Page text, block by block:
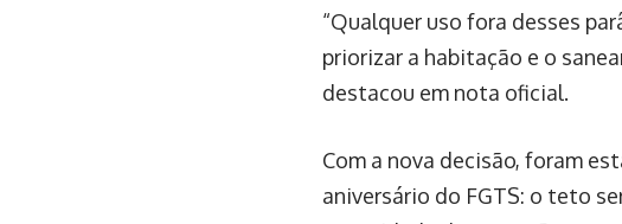
“Qualquer uso fora desses
priorizar a habitação e o
destacou em nota oficial.
Com a nova decisão, foram
aniversário do FGTS: o teto